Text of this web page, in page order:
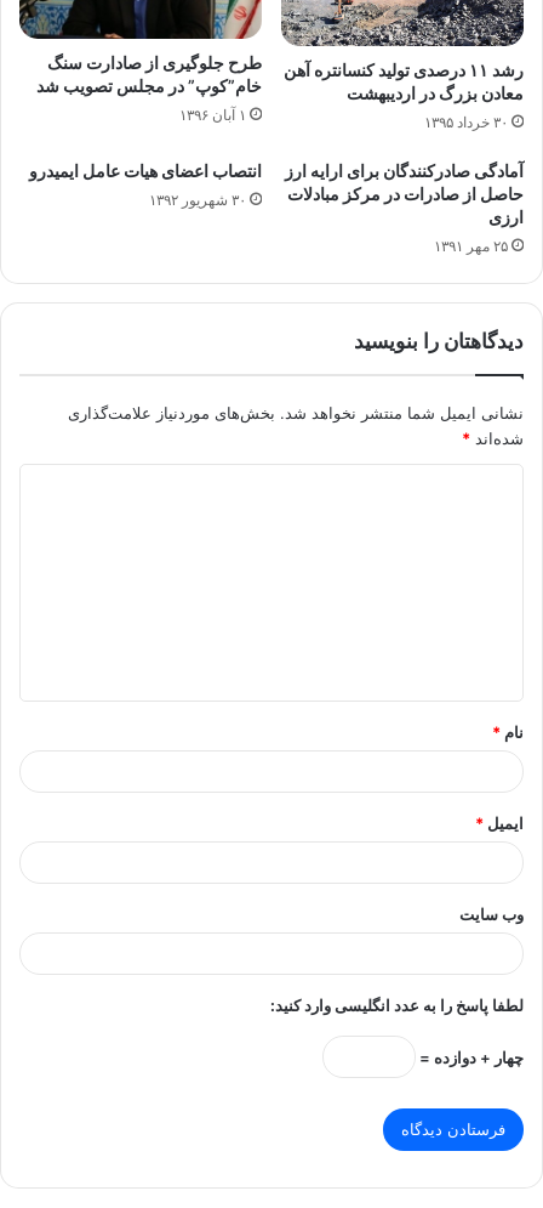
رشد ۱۱ درصدی تولید کنسانتره آهن
معادن بزرگ در اردیبهشت
۳۰ خرداد ۱۳۹۵
طرح جلوگیری از صادارت سنگ
خام”کوپ” در مجلس تصویب شد
۱ آبان ۱۳۹۶
آمادگی صادرکنندگان برای ارایه ارز
حاصل از صادرات در مرکز مبادلات
ارزی
۲۵ مهر ۱۳۹۱
انتصاب اعضای هیات عامل ایمیدرو
۳۰ شهریور ۱۳۹۲
دیدگاهتان را بنویسید
نشانی ایمیل شما منتشر نخواهد شد. بخش‌های موردنیاز علامت‌گذاری
شده‌اند *
*
نام *
ایمیل *
وب‌ سایت
لطفا پاسخ را به عدد انگلیسی وارد کنید:
چهار + دوازده =